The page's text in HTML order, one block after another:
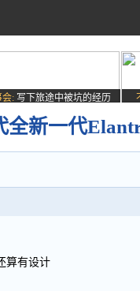
会: 写下旅途中被坑的经历
全新一代
算有设计